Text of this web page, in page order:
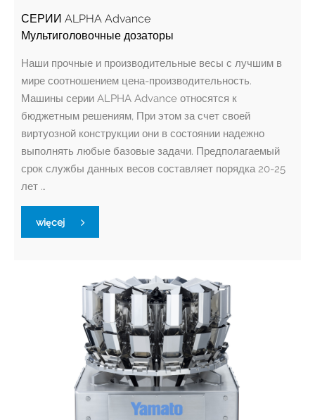
СЕРИИ ALPHA Advance
Мультиголовочные дозаторы
Наши прочные и производительные весы с лучшим в
мире соотношением цена-производительность.
Машины серии ALPHA Advance относятся к
бюджетным решениям, При этом за счет своей
виртуозной конструкции они в состоянии надежно
выполнять любые базовые задачи. Предполагаемый
срок службы данных весов составляет порядка 20-25
лет …
więcej